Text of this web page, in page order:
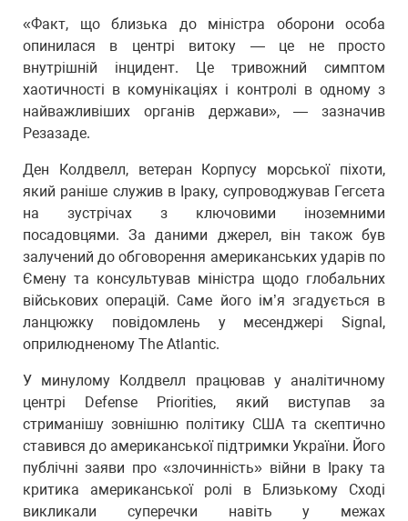
«Факт, що близька до міністра оборони особа
опинилася в центрі витоку — це не просто
внутрішній інцидент. Це тривожний симптом
хаотичності в комунікаціях і контролі в одному з
найважливіших органів держави», — зазначив
Резазаде.
Ден Колдвелл, ветеран Корпусу морської піхоти,
який раніше служив в Іраку, супроводжував Гегсета
на зустрічах з ключовими іноземними
посадовцями. За даними джерел, він також був
залучений до обговорення американських ударів по
Ємену та консультував міністра щодо глобальних
військових операцій. Саме його ім’я згадується в
ланцюжку повідомлень у месенджері Signal,
оприлюдненому The Atlantic.
У минулому Колдвелл працював у аналітичному
центрі Defense Priorities, який виступав за
стриманішу зовнішню політику США та скептично
ставився до американської підтримки України. Його
публічні заяви про «злочинність» війни в Іраку та
критика американської ролі в Близькому Сході
викликали суперечки навіть у межах